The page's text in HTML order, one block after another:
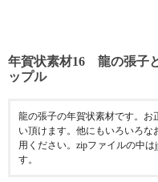
年賀状素材16 龍の張
ップル
龍の張子の年賀状素材です。お
い頂けます。他にもいろいろ
用ください。zipファイルの中
す。